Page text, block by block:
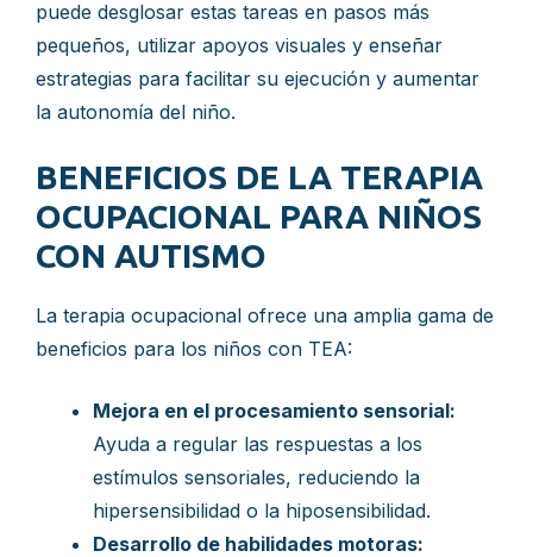
puede desglosar estas tareas en pasos más
pequeños, utilizar apoyos visuales y enseñar
estrategias para facilitar su ejecución y aumentar
la autonomía del niño.
BENEFICIOS DE LA TERAPIA
OCUPACIONAL PARA NIÑOS
CON AUTISMO
La terapia ocupacional ofrece una amplia gama de
beneficios para los niños con TEA:
Mejora en el procesamiento sensorial:
Ayuda a regular las respuestas a los
estímulos sensoriales, reduciendo la
hipersensibilidad o la hiposensibilidad.
Desarrollo de habilidades motoras: